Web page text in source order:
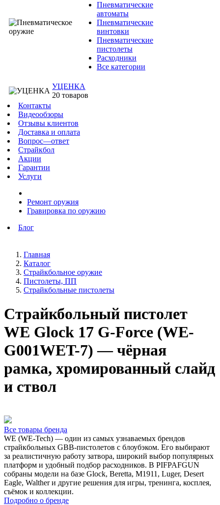
Пневматические
автоматы
Пневматические
винтовки
Пневматические
пистолеты
Расходники
Все категории
УЦЕНКА
20 товаров
Контакты
Видеообзоры
Отзывы клиентов
Доставка и оплата
Вопрос—ответ
Страйкбол
Акции
Гарантии
Услуги
Ремонт оружия
Гравировка по оружию
Блог
Главная
Каталог
Страйкбольное оружие
Пистолеты, ПП
Страйкбольные пистолеты
Страйкбольный пистолет
WE Glock 17 G-Force (WE-
G001WET-7) — чёрная
рамка, хромированный слайд
и ствол
Все товары бренда
WE (WE-Tech) — один из самых узнаваемых брендов
страйкбольных GBB-пистолетов с блоубэком. Его выбирают
за реалистичную работу затвора, широкий выбор популярных
платформ и удобный подбор расходников. В PIFPAFGUN
собраны модели на базе Glock, Beretta, M1911, Luger, Desert
Eagle, Walther и другие решения для игры, тренинга, косплея,
съёмок и коллекции.
Подробно о бренде